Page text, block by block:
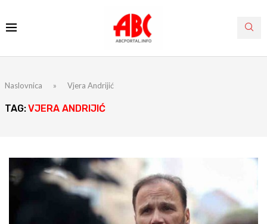
Naslovnica » Vjera Andrijić
TAG:VJERA ANDRIJIĆ